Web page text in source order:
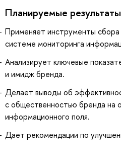
Планируемые
Применяет инструменты сбора
системе мониторинга
Анализирует ключевые
и имидж бренда.
Делает выводы об
с общественностью бренда на
информационного поля.
Дает рекомендации по